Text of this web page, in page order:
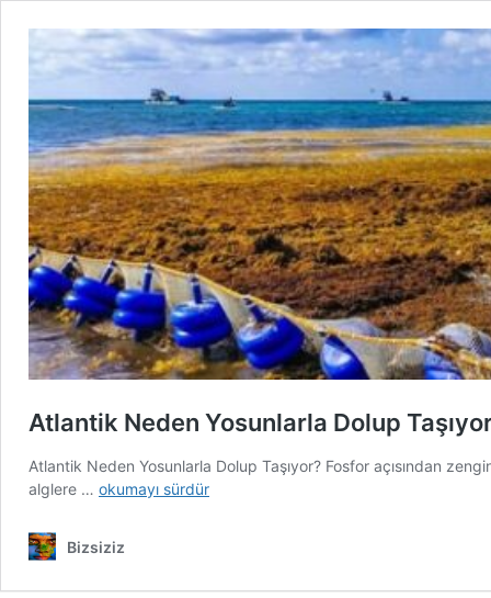
Atlantik Neden Yosunlarla Dolup
Atlantik Neden Yosunlarla Dolup Taşıyor? Fosfor açısından
alglere … Atlantik
Dolup
okumayı sürdür
Bizsiziz